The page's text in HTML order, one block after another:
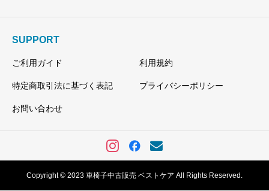
SUPPORT
ご利用ガイド 利用規約
特定商取引法に基づく表記 プライバシーポリシー
お問い合わせ
Copyright © 2023 車椅子中古販売 ベストケア All Rights Reserved.